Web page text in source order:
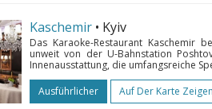
Kaschemir • Kyiv
Das Karaoke-Restaurant Kaschemir
unweit von der U-Bahnstation
Innenausstattung, die umfangsreiche
Ausführlicher
Auf Der Karte Zeigen